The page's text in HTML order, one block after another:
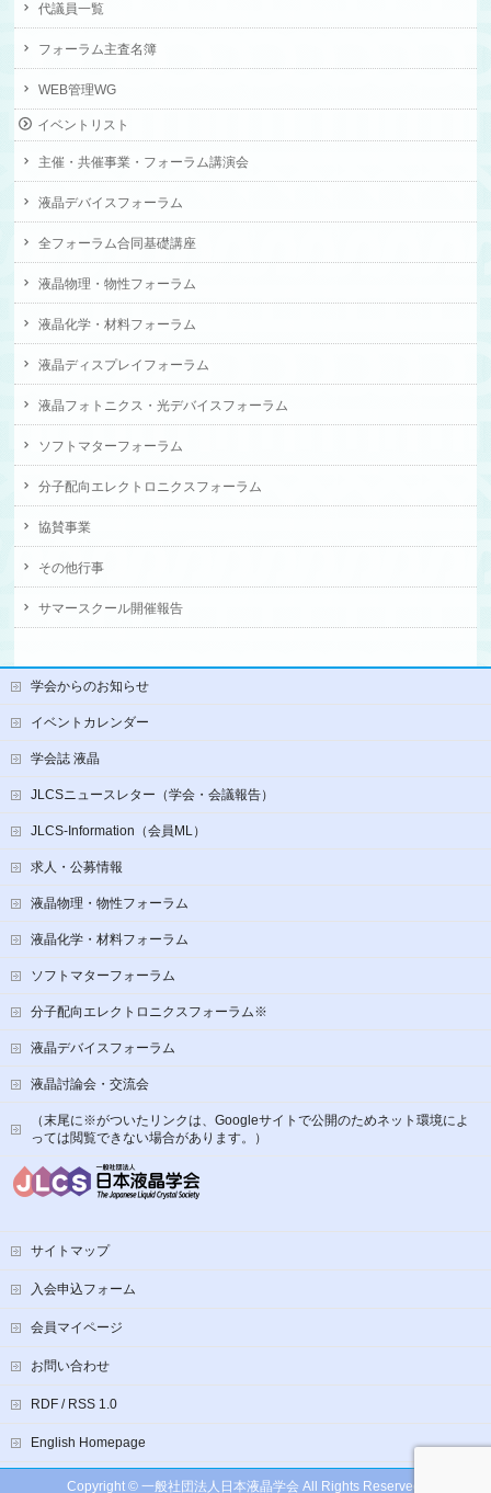
代議員一覧
フォーラム主査名簿
WEB管理WG
イベントリスト
主催・共催事業・フォーラム講演会
液晶デバイスフォーラム
全フォーラム合同基礎講座
液晶物理・物性フォーラム
液晶化学・材料フォーラム
液晶ディスプレイフォーラム
液晶フォトニクス・光デバイスフォーラム
ソフトマターフォーラム
分子配向エレクトロニクスフォーラム
協賛事業
その他行事
サマースクール開催報告
学会からのお知らせ
イベントカレンダー
学会誌 液晶
JLCSニュースレター（学会・会議報告）
JLCS-Information（会員ML）
求人・公募情報
液晶物理・物性フォーラム
液晶化学・材料フォーラム
ソフトマターフォーラム
分子配向エレクトロニクスフォーラム※
液晶デバイスフォーラム
液晶討論会・交流会
（末尾に※がついたリンクは、Googleサイトで公開のためネット環境によ
っては閲覧できない場合があります。）
サイトマップ
入会申込フォーム
会員マイページ
お問い合わせ
RDF / RSS 1.0
English Homepage
Copyright © 一般社団法人日本液晶学会 All Rights Reserved.